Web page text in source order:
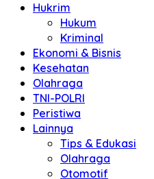
Hukrim
Hukum
Kriminal
Ekonomi & Bisnis
Kesehatan
Olahraga
TNI-POLRI
Peristiwa
Lainnya
Tips & Edukasi
Olahraga
Otomotif